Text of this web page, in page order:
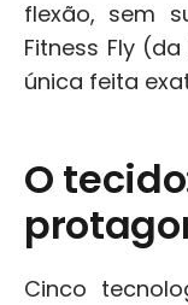
flexão, sem
Fitness Fly
única feita
O
Cinco